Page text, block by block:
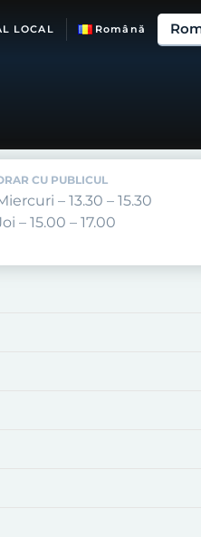
LOCAL Română
CU PUBLICUL
– 13.30 – 15.30
– 15.00 – 17.00